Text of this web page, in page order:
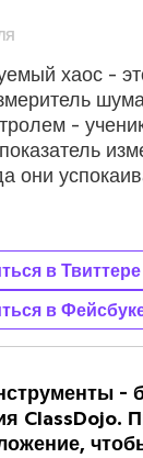
хаос -
-
они
в Твиттере
в
-
ClassDojo.